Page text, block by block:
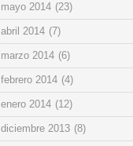
mayo 2014 (23)
abril 2014 (7)
marzo 2014 (6)
febrero 2014 (4)
enero 2014 (12)
diciembre 2013 (8)